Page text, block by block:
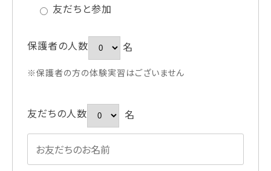
友だちと参加
保護者の人数 名
※保護者の方の体験実習はございません
友だちの人数 名